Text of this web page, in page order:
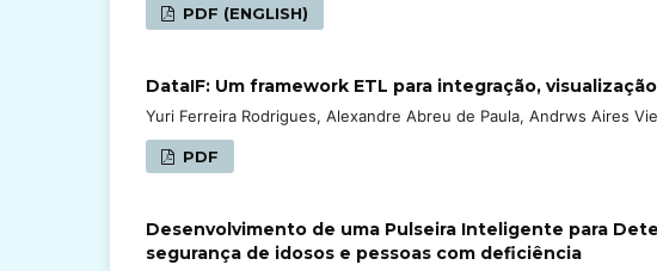
PDF (ENGLISH)
DataIF: Um framework ETL para integração,
Yuri Ferreira Rodrigues, Alexandre Abreu de Paula, Andrws Aires
PDF
Desenvolvimento de uma Pulseira Inteligente para
segurança de idosos e pessoas com deficiência